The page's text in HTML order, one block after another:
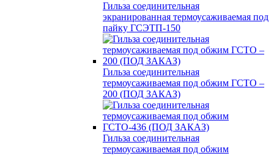
Гильза соединительная
экранированная термоусаживаемая под
пайку ГСЭТП-150
Гильза соединительная
термоусаживаемая под обжим ГСТО –
200 (ПОД ЗАКАЗ)
Гильза соединительная
термоусаживаемая под обжим